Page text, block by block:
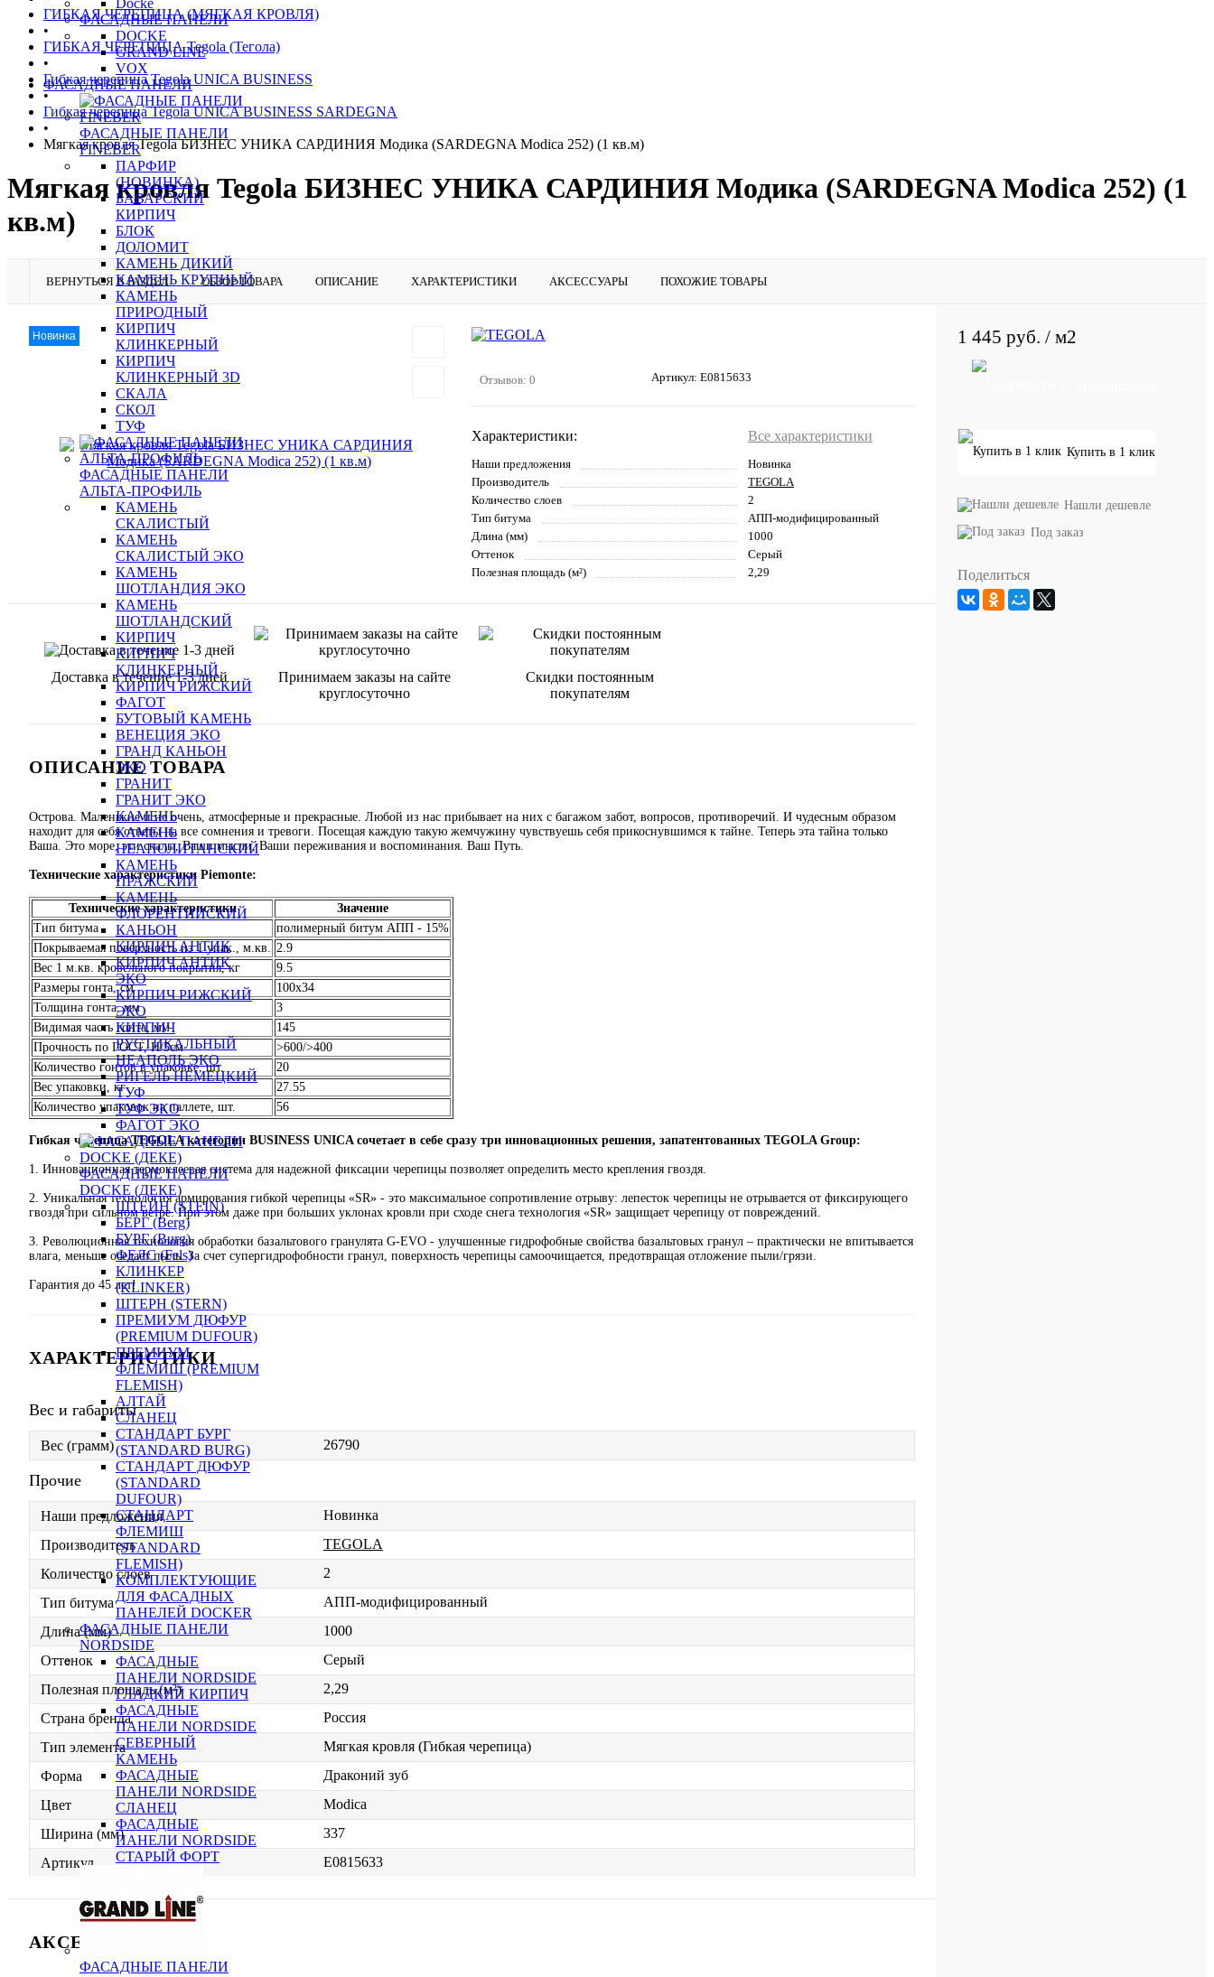
Docke
ФАСАДНЫЕ ПАНЕЛИ
DOCKE
GRAND LINE
VOX
ФАСАДНЫЕ ПАНЕЛИ
ФАСАДНЫЕ ПАНЕЛИ
FINEBER
ПАРФИР
(НОВИНКА)
БАВАРСКИЙ
КИРПИЧ
БЛОК
ДОЛОМИТ
КАМЕНЬ ДИКИЙ
КАМЕНЬ КРУПНЫЙ
КАМЕНЬ
ПРИРОДНЫЙ
КИРПИЧ
КЛИНКЕРНЫЙ
КИРПИЧ
КЛИНКЕРНЫЙ 3D
СКАЛА
СКОЛ
ТУФ
ФАСАДНЫЕ ПАНЕЛИ
АЛЬТА-ПРОФИЛЬ
КАМЕНЬ
СКАЛИСТЫЙ
КАМЕНЬ
СКАЛИСТЫЙ ЭКО
КАМЕНЬ
ШОТЛАНДИЯ ЭКО
КАМЕНЬ
ШОТЛАНДСКИЙ
КИРПИЧ
КИРПИЧ
КЛИНКЕРНЫЙ
КИРПИЧ РИЖСКИЙ
ФАГОТ
БУТОВЫЙ КАМЕНЬ
ВЕНЕЦИЯ ЭКО
ГРАНД КАНЬОН
ЭКО
ГРАНИТ
ГРАНИТ ЭКО
КАМЕНЬ
КАМЕНЬ
НЕАПОЛИТАНСКИЙ
КАМЕНЬ
ПРАЖСКИЙ
КАМЕНЬ
ФЛОРЕНТИЙСКИЙ
КАНЬОН
КИРПИЧ АНТИК
КИРПИЧ АНТИК
ЭКО
КИРПИЧ РИЖСКИЙ
ЭКО
КИРПИЧ
РУСТИКАЛЬНЫЙ
НЕАПОЛЬ ЭКО
РИГЕЛЬ НЕМЕЦКИЙ
ТУФ
ТУФ ЭКО
ФАГОТ ЭКО
ФАСАДНЫЕ ПАНЕЛИ
DOCKE (ДЕКЕ)
ШТЕЙН (STEIN)
БЕРГ (Berg)
БУРГ (Burg)
ФЕЛС (Fels)
КЛИНКЕР
(KLINKER)
ШТЕРН (STERN)
ПРЕМИУМ ДЮФУР
(PREMIUM DUFOUR)
ПРЕМИУМ
ФЛЕМИШ (PREMIUM
FLEMISH)
АЛТАЙ
СЛАНЕЦ
СТАНДАРТ БУРГ
(STANDARD BURG)
СТАНДАРТ ДЮФУР
(STANDARD
DUFOUR)
СТАНДАРТ
ФЛЕМИШ
(STANDARD
FLEMISH)
КОМПЛЕКТУЮЩИЕ
ДЛЯ ФАСАДНЫХ
ПАНЕЛЕЙ DOCKER
ФАСАДНЫЕ ПАНЕЛИ
NORDSIDE
ФАСАДНЫЕ
ПАНЕЛИ NORDSIDE
ГЛАДКИЙ КИРПИЧ
ФАСАДНЫЕ
ПАНЕЛИ NORDSIDE
СЕВЕРНЫЙ
КАМЕНЬ
ФАСАДНЫЕ
ПАНЕЛИ NORDSIDE
СЛАНЕЦ
ФАСАДНЫЕ
ПАНЕЛИ NORDSIDE
СТАРЫЙ ФОРТ
ФАСАДНЫЕ ПАНЕЛИ
ГИБКАЯ ЧЕРЕПИЦА (МЯГКАЯ КРОВЛЯ)
•
ГИБКАЯ ЧЕРЕПИЦА Tegola (Тегола)
•
Гибкая черепица Tegola UNICA BUSINESS
•
Гибкая черепица Tegola UNICA BUSINESS SARDEGNA
•
Мягкая кровля Tegola БИЗНЕС УНИКА САРДИНИЯ Модика (SARDEGNA Modica 252) (1 кв.м)
Мягкая кровля Tegola БИЗНЕС УНИКА САРДИНИЯ Модика (SARDEGNA Modica 252) (1
кв.м)
ВЕРНУТЬСЯ В РАЗДЕЛ ОБЗОР ТОВАРА ОПИСАНИЕ ХАРАКТЕРИСТИКИ АКСЕССУАРЫ ПОХОЖИЕ ТОВАРЫ
Новинка
Отзывов: 0 Артикул: E0815633
Характеристики: Все характеристики
Наши предложения
Новинка
Производитель
TEGOLA
Количество слоев
2
Тип битума
АПП-модифицированный
Длина (мм)
1000
Оттенок
Серый
Полезная площадь (м²)
2,29
Доставка в течение 1-3 дней
Принимаем заказы на сайте
круглосуточно
Скидки постоянным
покупателям
ОПИСАНИЕ ТОВАРА
Острова. Маленькие и не очень, атмосферные и прекрасные. Любой из нас прибывает на них с багажом забот, вопросов, противоречий. И чудесным образом
находит для себя ответы на все сомнения и тревоги. Посещая каждую такую жемчужину чувствуешь себя прикоснувшимся к тайне. Теперь эта тайна только
Ваша. Это море, эти скалы, Ваши мысли, Ваши переживания и воспоминания. Ваш Путь.
Технические характеристики Piemonte:
Технические характеристики
Значение
Тип битума
полимерный битум АПП - 15%
Покрываемая поверхность из 1 упак., м.кв.
2.9
Вес 1 м.кв. кровельного покрытия, кг
9.5
Размеры гонта, см
100x34
Толщина гонта, мм
3
Видимая часть гонта, мм
145
Прочность по ГОСТ, Н/5см
>600/>400
Количество гонтов в упаковке, шт.
20
Вес упаковки, кг
27.55
Количество упаковок на паллете, шт.
56
Гибкая черепица TEGOLA категории BUSINESS UNICA сочетает в себе сразу три инновационных решения, запатентованных TEGOLA Group:
1. Инновационная термоклеевая система для надежной фиксации черепицы позволяет определить место крепления гвоздя.
2. Уникальная технология армирования гибкой черепицы «SR» - это максимальное сопротивление отрыву: лепесток черепицы не отрывается от фиксирующего
гвоздя при сильном ветре. При этом даже при больших уклонах кровли при сходе снега технология «SR» защищает черепицу от повреждений.
3. Революционная технология обработки базальтового гранулята G-EVO - улучшенные гидрофобные свойства базальтовых гранул – практически не впитывается
влага, меньше оседает пыль. За счет супергидрофобности гранул, поверхность черепицы самоочищается, предотвращая отложение пыли/грязи.
Гарантия до 45 лет!
ХАРАКТЕРИСТИКИ
Вес и габариты
Вес (грамм) 26790
Прочие
Наши предложения
Новинка
Производитель
TEGOLA
Количество слоев
2
Тип битума
АПП-модифицированный
Длина (мм)
1000
Оттенок
Серый
Полезная площадь (м²)
2,29
Страна бренда
Россия
Тип элемента
Мягкая кровля (Гибкая черепица)
Форма
Драконий зуб
Цвет
Modica
Ширина (мм)
337
Артикул
E0815633
АКСЕССУАРЫ (5)
1 445 руб. / м2
Купить в 1 клик
Нашли дешевле
Под заказ
Поделиться